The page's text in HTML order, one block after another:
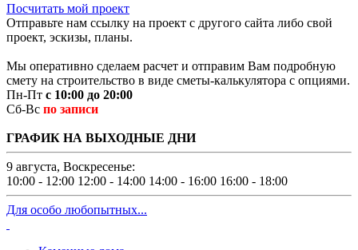
Посчитать мой проект
Отправьте нам ссылку на проект с другого сайта либо свой
проект, эскизы, планы.
Мы оперативно сделаем расчет и отправим Вам подробную
смету на строительство в виде сметы-калькулятора с опциями.
Пн-Пт с 10:00 до 20:00
Сб-Вс по записи
ГРАФИК НА ВЫХОДНЫЕ ДНИ
9 августа, Воскресенье:
10:00 - 12:00 12:00 - 14:00 14:00 - 16:00 16:00 - 18:00
Для особо любопытных...